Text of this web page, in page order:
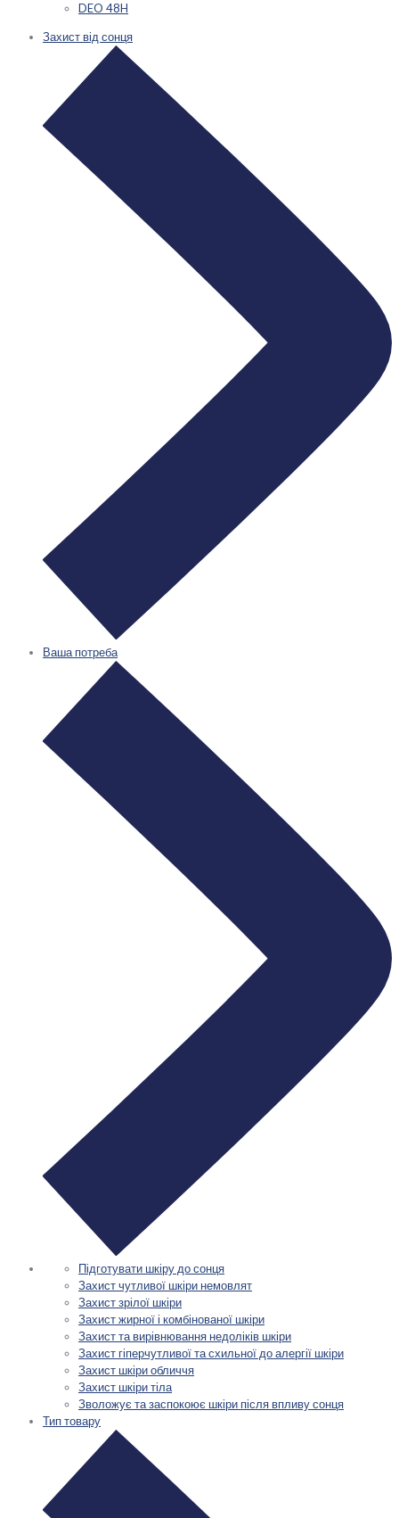
DEO 48H
Захист від сонця
Ваша потреба
Підготувати шкіру до сонця
Захист чутливої шкіри немовлят
Захист зрілої шкіри
Захист жирної і комбінованої шкіри
Захист та вирівнювання недоліків шкіри
Захист гіперчутливої та схильної до алергії шкіри
Захист шкіри обличчя
Захист шкіри тіла
Зволожує та заспокоює шкіри після впливу сонця
Тип товару